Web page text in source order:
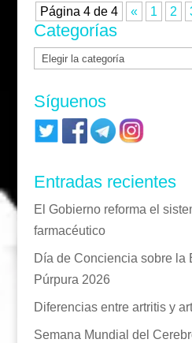
Página 4 de 4 « 1 2
Categorías
Categorías
Síguenos
Entradas recientes
El Gobierno reforma el
farmacéutico
Día de Conciencia sobre la
Púrpura 2026
Diferencias entre artritis y
Semana Mundial del